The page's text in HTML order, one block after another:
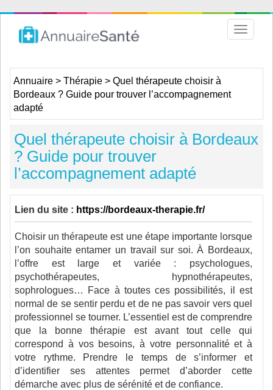
Toggle
Annuaire > Thérapie > Quel thérapeute choisir à
Bordeaux ? Guide pour trouver l’accompagnement
adapté
Quel thérapeute choisir à Bordeaux
? Guide pour trouver
l’accompagnement adapté
Lien du site : https://bordeaux-therapie.fr/
Choisir un thérapeute est une étape importante lorsque
l’on souhaite entamer un travail sur soi. À Bordeaux,
l’offre est large et variée : psychologues,
psychothérapeutes, hypnothérapeutes,
sophrologues… Face à toutes ces possibilités, il est
normal de se sentir perdu et de ne pas savoir vers quel
professionnel se tourner. L’essentiel est de comprendre
que la bonne thérapie est avant tout celle qui
correspond à vos besoins, à votre personnalité et à
votre rythme. Prendre le temps de s’informer et
d’identifier ses attentes permet d’aborder cette
démarche avec plus de sérénité et de confiance.